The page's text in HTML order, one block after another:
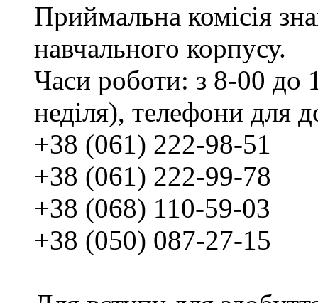
Приймальна комісія
навчального корпусу.
Часи роботи: з 8-00 до
неділя), телефони для
+38 (061) 222-98-51
+38 (061) 222-99-78
+38 (068) 110-59-03
+38 (050) 087-27-15